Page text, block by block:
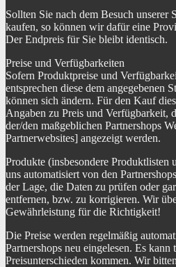
Sollten Sie nach dem Besuch unserer
kaufen, so können wir dafür eine
Der Endpreis für Sie bleibt identisch.
Preise und Verfügbarkeiten
Sofern Produktpreise und
entsprechen diese dem angegebenen
können sich ändern. Für den Kauf
Angaben zu Preis und Verfügbarkeit,
der/den maßgeblichen Partnershops
Partnerwebsites] angezeigt werden.
Produkte (insbesondere Produktlisten
uns automatisiert von den
der Lage, die Daten zu prüfen oder
entfernen, bzw. zu korrigieren. Wir
Gewährleistung für die Richtigkeit!
Die Preise werden regelmäßig
Partnershops neu eingelesen. Es kann
Preisunterschieden kommen. Wir